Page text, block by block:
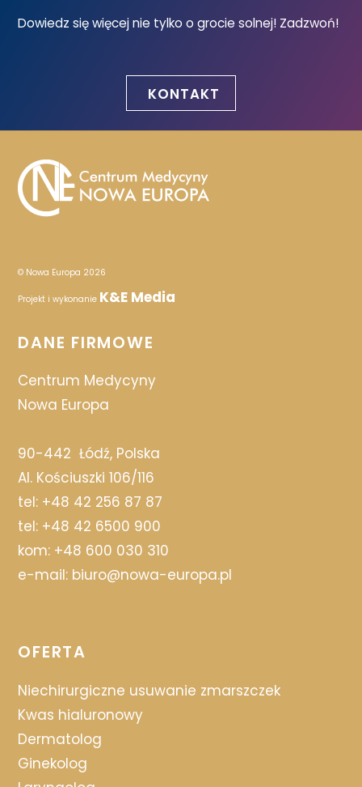
Dowiedz się więcej nie tylko o grocie solnej! Zadzwoń!
KONTAKT
© Nowa Europa 2026
Projekt i wykonanie K&E Media
DANE FIRMOWE
Centrum Medycyny
Nowa Europa
90-442 Łódź, Polska
Al. Kościuszki 106/116
tel: +48 42 256 87 87
tel: +48 42 6500 900
kom: +48 600 030 310
e-mail: biuro@nowa-europa.pl
OFERTA
Niechirurgiczne usuwanie zmarszczek
Kwas hialuronowy
Dermatolog
Ginekolog